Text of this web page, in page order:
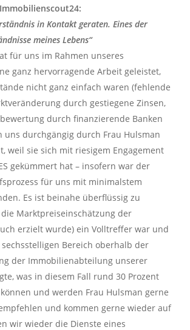
in Kontakt geraten. Eines der
meines Lebens“
für uns im Rahmen unseres
ganz hervorragende Arbeit geleistet,
nicht ganz einfach waren (fehlende
durch gestiegene Zinsen,
durch finanzierende Banken
uns durchgängig durch Frau Hulsman
weil sie sich mit riesigem Engagement
gekümmert hat – insofern war der
für uns mit minimalstem
Es ist beinahe überflüssig zu
Marktpreiseinschätzung der
erzielt wurde) ein Volltreffer war und
Bereich oberhalb der
der Immobilienabteilung unserer
was in diesem Fall rund 30 Prozent
und werden Frau Hulsman gerne
und kommen gerne wieder auf
wir wieder die Dienste eines